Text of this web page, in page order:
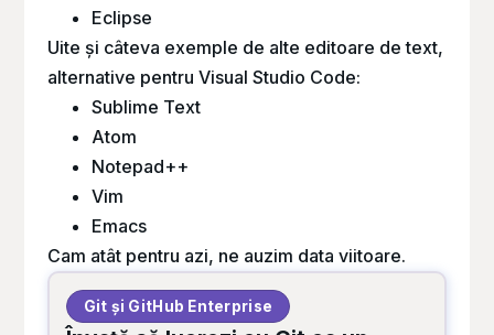
Eclipse
Uite și câteva exemple de alte editoare de text,
alternative pentru Visual Studio Code:
Sublime Text
Atom
Notepad++
Vim
Emacs
Cam atât pentru azi, ne auzim data viitoare.
Git și GitHub Enterprise